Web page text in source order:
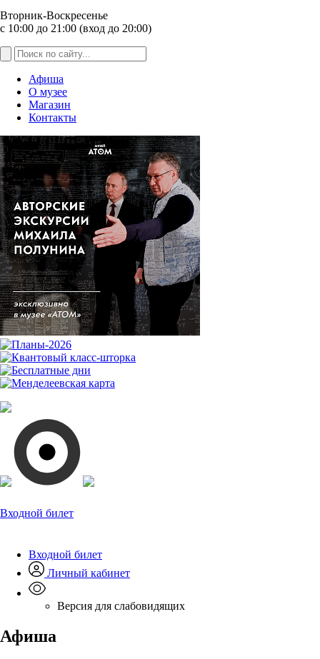
Вторник-Воскресенье
с 10:00 до 21:00 (вход до 20:00)
Афиша
О музее
Магазин
Контакты
Входной билет
Входной билет
Личный кабинет
Версия для слабовидящих
Афиша